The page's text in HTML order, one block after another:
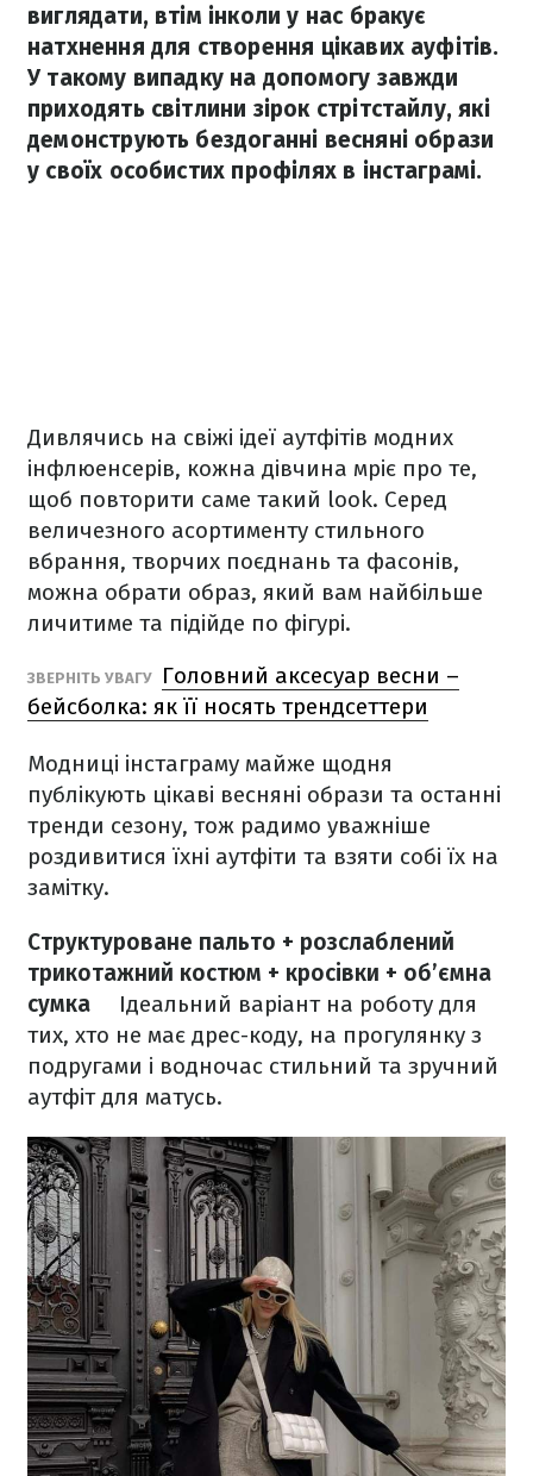
виглядати, втім інколи у нас бракує
натхнення для створення цікавих ауфітів.
У такому випадку на допомогу завжди
приходять світлини зірок стрітстайлу, які
демонструють бездоганні весняні образи
у своїх особистих профілях в інстаграмі.
Дивлячись на свіжі ідеї аутфітів модних
інфлюенсерів, кожна дівчина мріє про те,
щоб повторити саме такий look. Cеред
величезного асортименту стильного
вбрання, творчих поєднань та фасонів,
можна обрати образ, який вам найбільше
личитиме та підійде по фігурі.
ЗВЕРНІТЬ УВАГУ
Головний аксесуар весни –
бейсболка: як її носять трендсеттери
Модниці інстаграму майже щодня
публікують цікаві весняні образи та останні
тренди сезону, тож радимо уважніше
роздивитися їхні аутфіти та взяти собі їх на
замітку.
Структуроване пальто + розслаблений
трикотажний костюм + кросівки + об’ємна
сумка
Ідеальний варіант на роботу для
тих, хто не має дрес-коду, на прогулянку з
подругами і водночас стильний та зручний
аутфіт для матусь.